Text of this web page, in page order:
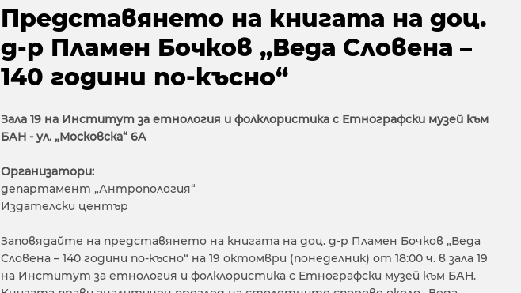
Представянето на книгата на доц.
д-р Пламен Бочков „Веда Словена –
140 години по-късно“
Зала 19 на Институт за етнология и фолклористика с Етнографски музей към
БАН - ул. „Московска“ 6A
Организатори:
департамент „Антропология“
Издателски център
Заповядайте на представянето на книгата на доц. д-р Пламен Бочков „Веда
Словена – 140 години по-късно“ на 19 октомври (понеделник) от 18:00 ч. в зала 19
на Институт за етнология и фолклористика с Етнографски музей към БАН.